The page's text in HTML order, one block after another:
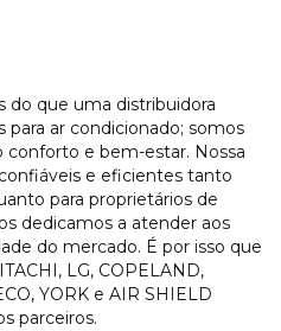
do que uma distribuidora
para ar condicionado; somos
conforto e bem-estar. Nossa
e eficientes tanto
para proprietários de
dedicamos a atender aos
do mercado. É por isso que
LG, COPELAND,
YORK e AIR SHIELD
parceiros.